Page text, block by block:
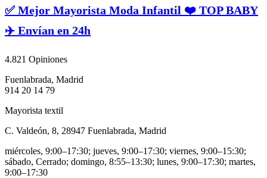
✅ Mejor Mayorista Moda Infantil ❤️ TOP BABY
✈️ Envían en 24h
4.821 Opiniones
Fuenlabrada, Madrid
914 20 14 79
Mayorista textil
C. Valdeón, 8, 28947 Fuenlabrada, Madrid
miércoles, 9:00–17:30; jueves, 9:00–17:30; viernes, 9:00–15:30;
sábado, Cerrado; domingo, 8:55–13:30; lunes, 9:00–17:30; martes,
9:00–17:30